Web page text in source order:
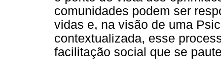
comunidades podem ser
vidas e, na visão de uma
contextualizada, esse
facilitação social que se